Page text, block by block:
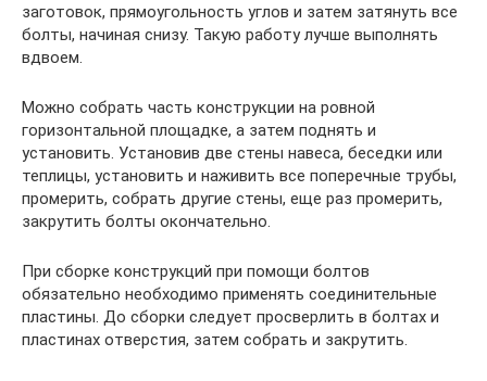
заготовок, прямоугольность углов и затем затянуть все
болты, начиная снизу. Такую работу лучше выполнять
вдвоем.
Можно собрать часть конструкции на ровной
горизонтальной площадке, а затем поднять и
установить. Установив две стены навеса, беседки или
теплицы, установить и наживить все поперечные трубы,
промерить, собрать другие стены, еще раз промерить,
закрутить болты окончательно.
При сборке конструкций при помощи болтов
обязательно необходимо применять соединительные
пластины. До сборки следует просверлить в болтах и
пластинах отверстия, затем собрать и закрутить.